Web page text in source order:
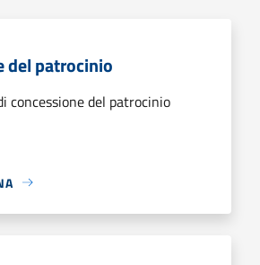
del patrocinio
concessione del patrocinio